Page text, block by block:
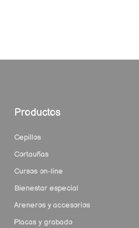
Productos
Cepillos
Cortauñas
Cursos on-line
Bienestar especial
Areneros y accesorios
Placas y grabado